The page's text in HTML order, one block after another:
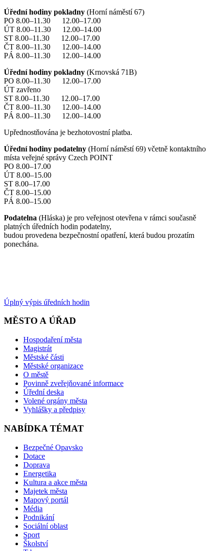
Úřední hodiny pokladny (Horní náměstí 67)
PO 8.00–11.30 12.00–17.00
ÚT 8.00–11.30 12.00–14.00
ST 8.00–11.30 12.00–17.00
ČT 8.00–11.30 12.00–14.00
PÁ 8.00–11.30 12.00–14.00
Úřední hodiny pokladny (Krnovská 71B)
PO 8.00–11.30 12.00–17.00
ÚT zavřeno
ST 8.00–11.30 12.00–17.00
ČT 8.00–11.30 12.00–14.00
PÁ 8.00–11.30 12.00–14.00
Upřednostňována je bezhotovostní platba.
Úřední hodiny podatelny (Horní náměstí 69) včetně kontaktního
místa veřejné správy Czech POINT
PO 8.00–17.00
ÚT 8.00–15.00
ST 8.00–17.00
ČT 8.00–15.00
PÁ 8.00–15.00
Podatelna (Hláska) je pro veřejnost otevřena v rámci současně
platných úředních hodin podatelny,
budou provedena bezpečnostní opatření, která budou prozatím
ponechána.
Úplný výpis úředních hodin
MĚSTO A ÚŘAD
Hospodaření města
Magistrát
Městské části
Městské organizace
O městě
Povinně zveřejňované informace
Úřední deska
Volené orgány města
Vyhlášky a předpisy
NABÍDKA TÉMAT
Bezpečné Opavsko
Dotace
Doprava
Energetika
Kultura a akce města
Majetek města
Mapový portál
Média
Podnikání
Sociální oblast
Sport
Školství